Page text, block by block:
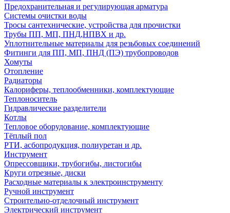
Предохранительная и регулирующая арматура
Системы очистки воды
Тросы сантехнические, устройства для прочистки
Трубы ПП, МП, ПНД,НПВХ и др.
Уплотнительные материалы для резьбовых соединений
Фитинги для ПП, МП, ПНД (ПЭ) трубопроводов
Хомуты
Отопление
Радиаторы
Калориферы, теплообменники, комплектующие
Теплоноситель
Гидравлические разделители
Котлы
Тепловое оборудование, комплектующие
Тёплый пол
РТИ, асбопродукция, полиуретан и др.
Инструмент
Опрессовщики, трубогибы, листогибы
Круги отрезные, диски
Расходные материалы к электроинструменту
Ручной инструмент
Строительно-отделочный инструмент
Электрический инструмент